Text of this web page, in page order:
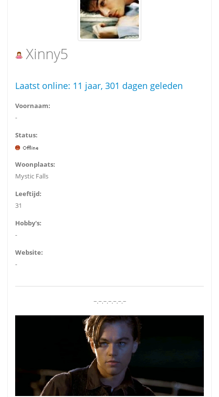
Xinny5
Laatst online: 11 jaar, 301 dagen geleden
Voornaam:
-
Status:
Woonplaats:
Mystic Falls
Leeftijd:
31
Hobby's:
-
Website:
-
~.~.~.~.~.~.~